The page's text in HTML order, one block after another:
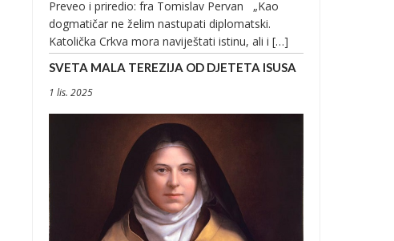
Preveo i priredio: fra Tomislav Pervan „Kao
dogmatičar ne želim nastupati diplomatski.
Katolička Crkva mora naviještati istinu, ali i […]
SVETA MALA TEREZIJA OD DJETETA ISUSA
1 lis. 2025